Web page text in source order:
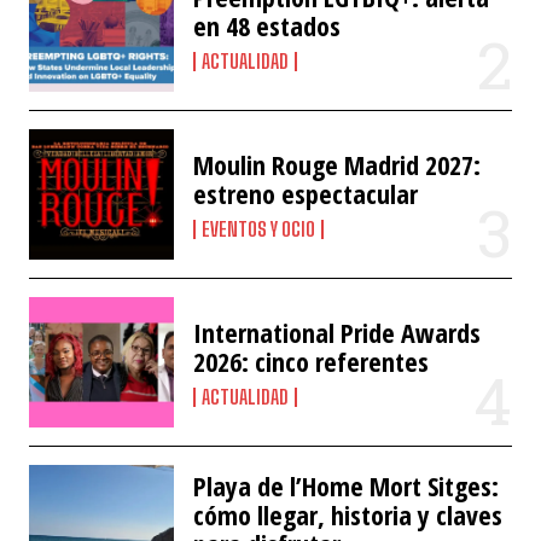
en 48 estados
ACTUALIDAD
Moulin Rouge Madrid 2027:
estreno espectacular
EVENTOS Y OCIO
International Pride Awards
2026: cinco referentes
ACTUALIDAD
Playa de l’Home Mort Sitges:
cómo llegar, historia y claves